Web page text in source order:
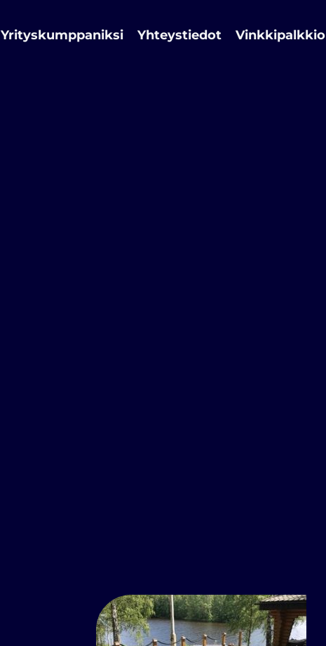
Yrityskumppaniksi Yhteystiedot Vinkkipalkkio